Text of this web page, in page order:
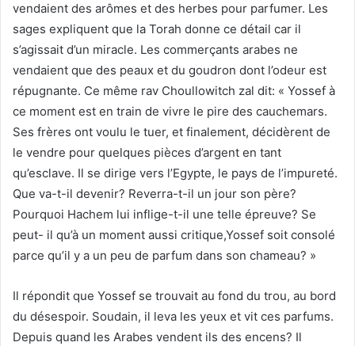
vendaient des arômes et des herbes pour parfumer. Les
sages expliquent que la Torah donne ce détail car il
s’agissait d’un miracle. Les commerçants arabes ne
vendaient que des peaux et du goudron dont l’odeur est
répugnante. Ce même rav Choullowitch zal dit: « Yossef à
ce moment est en train de vivre le pire des cauchemars.
Ses frères ont voulu le tuer, et finalement, décidèrent de
le vendre pour quelques pièces d’argent en tant
qu’esclave. Il se dirige vers l’Egypte, le pays de l’impureté.
Que va-t-il devenir? Reverra-t-il un jour son père?
Pourquoi Hachem lui inflige-t-il une telle épreuve? Se
peut- il qu’à un moment aussi critique,Yossef soit consolé
parce qu’il y a un peu de parfum dans son chameau? »
Il répondit que Yossef se trouvait au fond du trou, au bord
du désespoir. Soudain, il leva les yeux et vit ces parfums.
Depuis quand les Arabes vendent ils des encens? Il